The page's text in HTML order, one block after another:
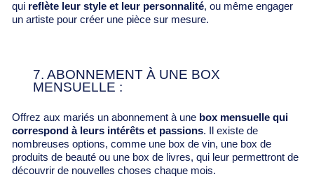
qui reflète leur style et leur personnalité, ou même engager
un artiste pour créer une pièce sur mesure.
7. ABONNEMENT À UNE BOX
MENSUELLE :
Offrez aux mariés un abonnement à une box mensuelle qui
correspond à leurs intérêts et passions. Il existe de
nombreuses options, comme une box de vin, une box de
produits de beauté ou une box de livres, qui leur permettront de
découvrir de nouvelles choses chaque mois.